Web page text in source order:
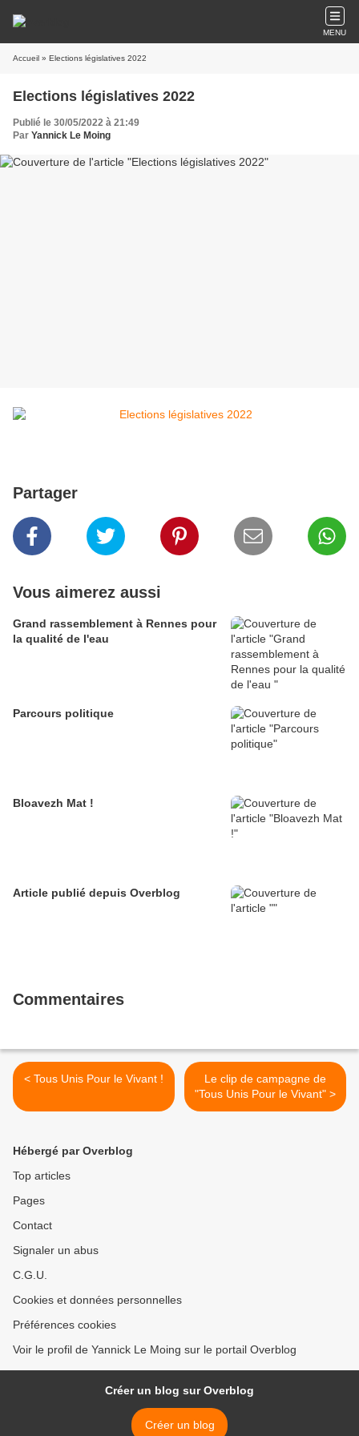
MENU
Accueil » Elections législatives 2022
Elections législatives 2022
Publié le 30/05/2022 à 21:49
Par Yannick Le Moing
Partager
Vous aimerez aussi
Grand rassemblement à Rennes pour
la qualité de l'eau
Parcours politique
Bloavezh Mat !
Article publié depuis Overblog
Commentaires
< Tous Unis Pour le Vivant !
Le clip de campagne de
"Tous Unis Pour le Vivant" >
Hébergé par Overblog
Top articles
Pages
Contact
Signaler un abus
C.G.U.
Cookies et données personnelles
Préférences cookies
Voir le profil de Yannick Le Moing sur le portail Overblog
Créer un blog sur Overblog
Créer un blog